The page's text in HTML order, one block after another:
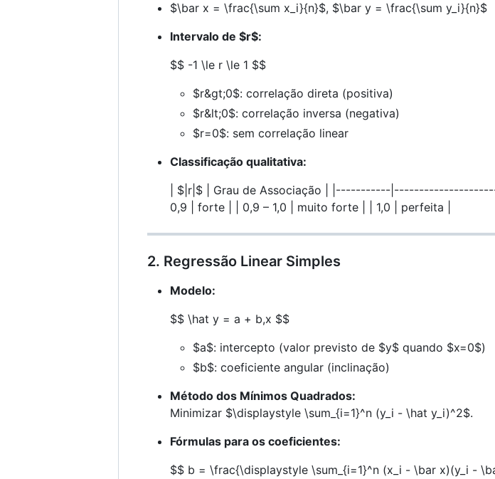
$\bar x = \frac{\sum x_i}{n}$, $\bar y = \frac{\sum y_i}{n}$
Intervalo de $r$:
$$ -1 \le r \le 1 $$
$r&gt;0$: correlação direta (positiva)
$r&lt;0$: correlação inversa (negativa)
$r=0$: sem correlação linear
Classificação qualitativa:
$|r|$ | Grau de Associação | |-----------
0,9 | forte | | 0,9 – 1,0 | muito forte | | 1,0 | perfeita |
2. Regressão Linear Simples
Modelo:
$$ \hat y = a + b,x $$
$a$: intercepto (valor previsto de $y$ quando $x=0$)
$b$: coeficiente angular (inclinação)
Método dos Mínimos Quadrados:
Minimizar $\displaystyle \sum_{i=1}^n (y_i - \hat y_i)^2$.
Fórmulas para os coeficientes:
$$ b = \frac{\displaystyle \sum_{i=1}^n (x_i - \bar x)(y_i -